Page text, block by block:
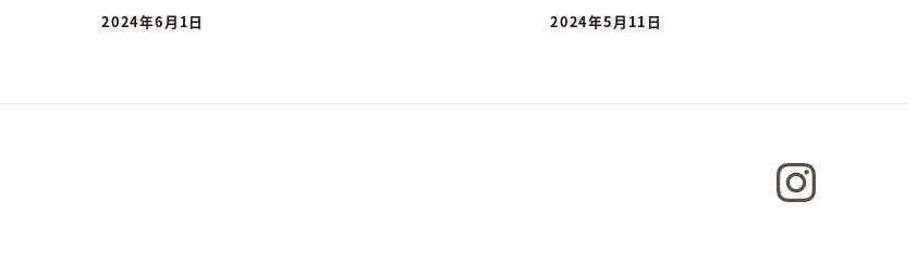
2024年6月1日 2024年5月11日
Instagram